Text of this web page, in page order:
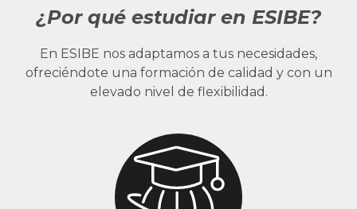
¿Por qué estudiar en ESIBE?
En ESIBE nos adaptamos a tus necesidades,
ofreciéndote una formación de calidad y con un
elevado nivel de flexibilidad.